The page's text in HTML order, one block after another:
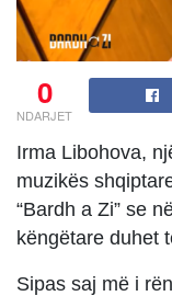
0
NDARJET
Irma Libohova,
muzikës
“Bardh a Zi” se
këngëtare duhet
Sipas saj më i